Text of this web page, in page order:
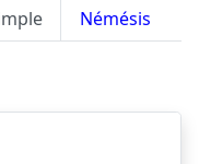
Némésis